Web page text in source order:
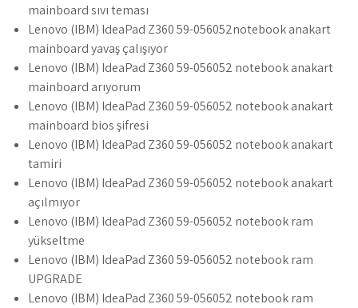
mainboard sıvı teması
Lenovo (IBM) IdeaPad Z360 59-056052notebook anakart
mainboard yavaş çalışıyor
Lenovo (IBM) IdeaPad Z360 59-056052 notebook anakart
mainboard arıyorum
Lenovo (IBM) IdeaPad Z360 59-056052 notebook anakart
mainboard bios şifresi
Lenovo (IBM) IdeaPad Z360 59-056052 notebook anakart
tamiri
Lenovo (IBM) IdeaPad Z360 59-056052 notebook anakart
açılmıyor
Lenovo (IBM) IdeaPad Z360 59-056052 notebook ram
yükseltme
Lenovo (IBM) IdeaPad Z360 59-056052 notebook ram
UPGRADE
Lenovo (IBM) IdeaPad Z360 59-056052 notebook ram